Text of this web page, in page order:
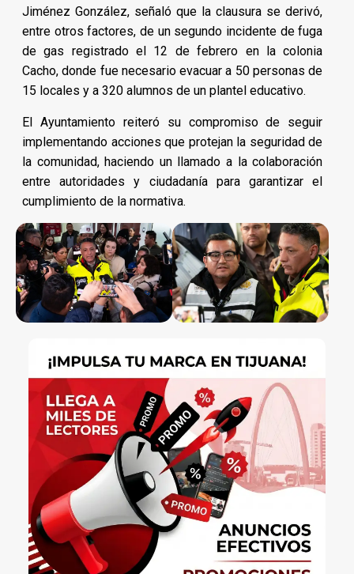
Jiménez González, señaló que la clausura se derivó,
entre otros factores, de un segundo incidente de fuga
de gas registrado el 12 de febrero en la colonia
Cacho, donde fue necesario evacuar a 50 personas de
15 locales y a 320 alumnos de un plantel educativo.
El Ayuntamiento reiteró su compromiso de seguir
implementando acciones que protejan la seguridad de
la comunidad, haciendo un llamado a la colaboración
entre autoridades y ciudadanía para garantizar el
cumplimiento de la normativa.